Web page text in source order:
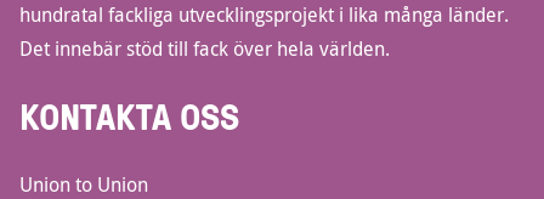
hundratal fackliga utvecklingsprojekt i lika många länder.
Det innebär stöd till fack över hela världen.
KONTAKTA OSS
Union to Union